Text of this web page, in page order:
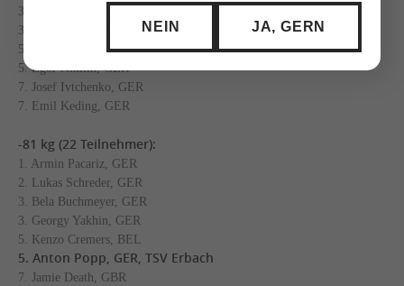
3. Alhammzah Hassoun, BEL
3. Ben Levy, GBR
5. Julian Mandel, GER
5. Egor Nikitin, GER
7. Josef Ivtchenko, GER
7. Emil Keding, GER
-81 kg (22 Teilnehmer):
1. Armin Pacariz, GER
2. Lukas Schreder, GER
3. Bela Buchmeyer, GER
3. Georgy Yakhin, GER
5. Kenzo Cremers, BEL
5. Anton Popp, GER, TSV Erbach
7. Jamie Death, GBR
NEIN JA, GERN